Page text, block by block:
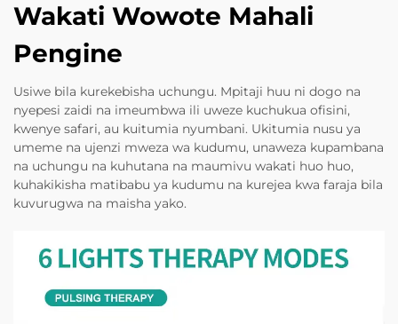
Wakati Wowote Mahali
Pengine
Usiwe bila kurekebisha uchungu. Mpitaji huu ni dogo na
nyepesi zaidi na imeumbwa ili uweze kuchukua ofisini,
kwenye safari, au kuitumia nyumbani. Ukitumia nusu ya
umeme na ujenzi mweza wa kudumu, unaweza kupambana
na uchungu na kuhutana na maumivu wakati huo huo,
kuhakikisha matibabu ya kudumu na kurejea kwa faraja bila
kuvurugwa na maisha yako.